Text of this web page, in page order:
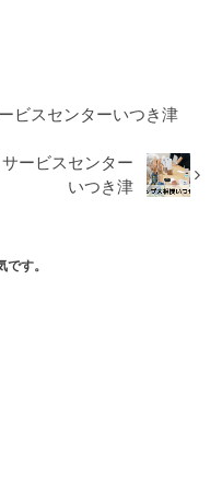
ビスセンターいつき津
ービスセンター
いつき津
す。